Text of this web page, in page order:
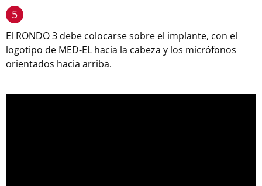
5
El RONDO 3 debe colocarse sobre el implante, con el
logotipo de MED-EL hacia la cabeza y los micrófonos
orientados hacia arriba.